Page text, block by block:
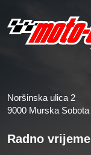
Noršinska ulica 2
9000 Murska Sobota
Radno vrijeme